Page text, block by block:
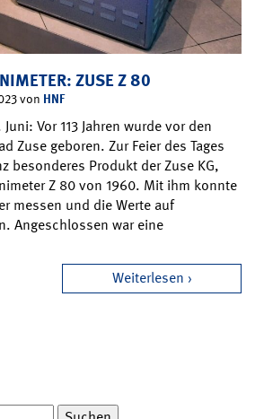
ZUSE Z 80
von HNF
Vor 113 Jahren wurde vor den
Zuse geboren. Zur Feier des Tages
besonderes Produkt der Zuse KG,
Z 80 von 1960. Mit ihm konnte
messen und die Werte auf
Angeschlossen war eine
Weiterlesen